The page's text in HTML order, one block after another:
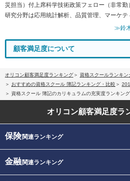
災担当）付上席科学技術政策フェロー（非常勤）
研究分野は応用統計解析、品質管理、マーケテ
≫鈴
顧客満足度について
オリコン顧客満足度ランキング
資格スクールランキン
おすすめの資格スクール 簿記ランキング・比較
資格スクール 簿記のカリキュラムの充実度ランキン
オリコン顧客満足度ラ
保険関連ランキング
金融関連ランキング